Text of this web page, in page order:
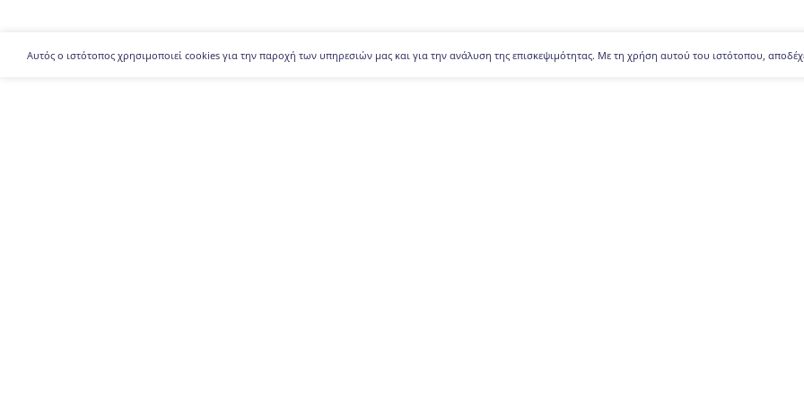
Αυτός ο ιστότοπος χρησιμοποιεί cookies για την παροχή των υπηρεσιών μας και για την ανάλυση της επισκεψιμότητας. Με τη χρήση αυτού του ιστότοπου,